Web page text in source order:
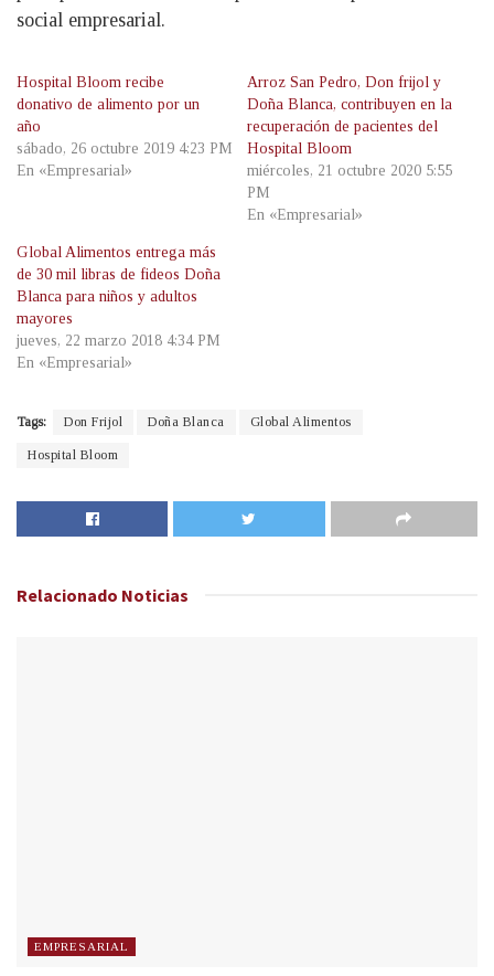
social empresarial.
Hospital Bloom recibe
donativo de alimento por un
año
sábado, 26 octubre 2019 4:23 PM
En «Empresarial»
Arroz San Pedro, Don frijol y
Doña Blanca, contribuyen en la
recuperación de pacientes del
Hospital Bloom
miércoles, 21 octubre 2020 5:55
PM
En «Empresarial»
Global Alimentos entrega más
de 30 mil libras de fideos Doña
Blanca para niños y adultos
mayores
jueves, 22 marzo 2018 4:34 PM
En «Empresarial»
Tags: Don Frijol Doña Blanca Global Alimentos
Hospital Bloom
Relacionado Noticias
EMPRESARIAL